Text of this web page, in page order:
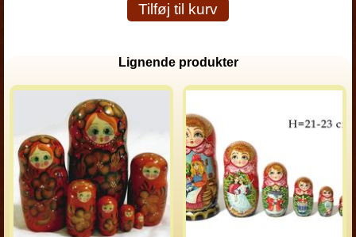
Tilføj til kurv
Lignende produkter